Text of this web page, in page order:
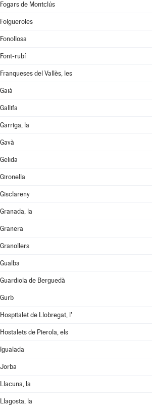
Fogars de Montclús
Folgueroles
Fonollosa
Font-rubí
Franqueses del Vallès, les
Gaià
Gallifa
Garriga, la
Gavà
Gelida
Gironella
Gisclareny
Granada, la
Granera
Granollers
Gualba
Guardiola de Berguedà
Gurb
Hospitalet de Llobregat, l'
Hostalets de Pierola, els
Igualada
Jorba
Llacuna, la
Llagosta, la